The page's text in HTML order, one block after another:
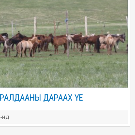
ДАРААХ ҮЕ
нд